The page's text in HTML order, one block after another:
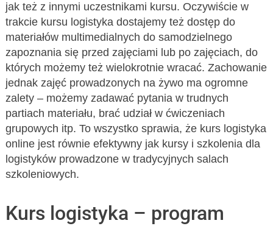
jak też z innymi uczestnikami kursu. Oczywiście w
trakcie kursu logistyka dostajemy też dostęp do
materiałów multimedialnych do samodzielnego
zapoznania się przed zajęciami lub po zajęciach, do
których możemy też wielokrotnie wracać. Zachowanie
jednak zajęć prowadzonych na żywo ma ogromne
zalety – możemy zadawać pytania w trudnych
partiach materiału, brać udział w ćwiczeniach
grupowych itp. To wszystko sprawia, że kurs logistyka
online jest równie efektywny jak kursy i szkolenia dla
logistyków prowadzone w tradycyjnych salach
szkoleniowych.
Kurs logistyka – program